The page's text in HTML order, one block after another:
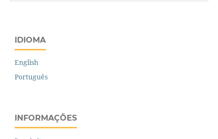
IDIOMA
English
Português
INFORMAÇÕES